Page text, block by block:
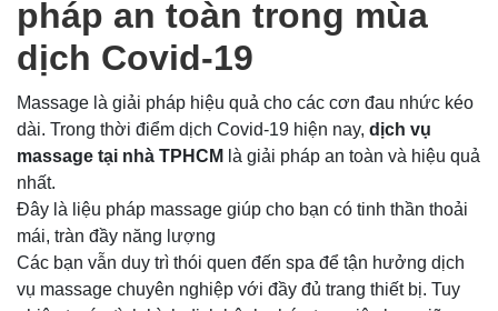
pháp an toàn trong mùa
dịch Covid-19
Massage là giải pháp hiệu quả cho các cơn đau nhức kéo
dài. Trong thời điểm dịch Covid-19 hiện nay, dịch vụ
massage tại nhà TPHCM là giải pháp an toàn và hiệu quả
nhất.
Đây là liệu pháp massage giúp cho bạn có tinh thần thoải
mái, tràn đầy năng lượng
Các bạn vẫn duy trì thói quen đến spa để tận hưởng dịch
vụ massage chuyên nghiệp với đầy đủ trang thiết bị. Tuy